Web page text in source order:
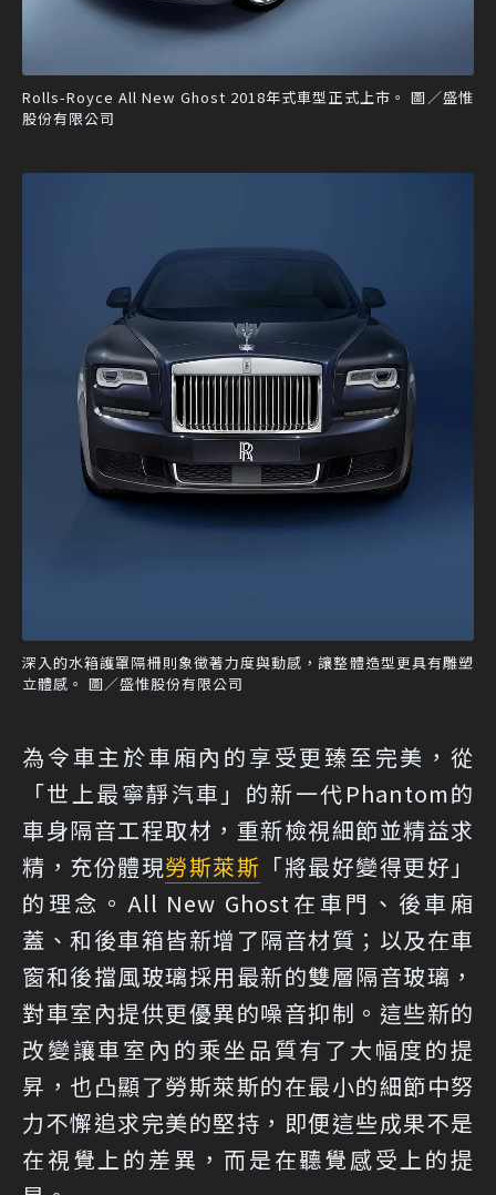
Rolls-Royce All New Ghost 2018年式車型正式上市。 圖／盛惟
股份有限公司
深入的水箱護罩隔柵則象徵著力度與動感，讓整體造型更具有雕塑
立體感。 圖／盛惟股份有限公司
為令車主於車廂內的享受更臻至完美，從
「世上最寧靜汽車」的新一代Phantom的
車身隔音工程取材，重新檢視細節並精益求
精，充份體現勞斯萊斯 「將最好變得更好」
的理念。All New Ghost在車門、後車廂
蓋、和後車箱皆新增了隔音材質；以及在車
窗和後擋風玻璃採用最新的雙層隔音玻璃，
對車室內提供更優異的噪音抑制。這些新的
改變讓車室內的乘坐品質有了大幅度的提
昇，也凸顯了勞斯萊斯的在最小的細節中努
力不懈追求完美的堅持，即便這些成果不是
在視覺上的差異，而是在聽覺感受上的提